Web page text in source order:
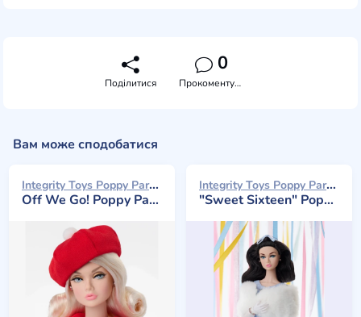
Поділитися
0
Прокоментувати
Вам може сподобатися
Integrity Toys Poppy Parker 2026
Off We Go! Poppy Parker
Integrity Toys Poppy Parker 2026
"Sweet Sixteen" Poppy Parker